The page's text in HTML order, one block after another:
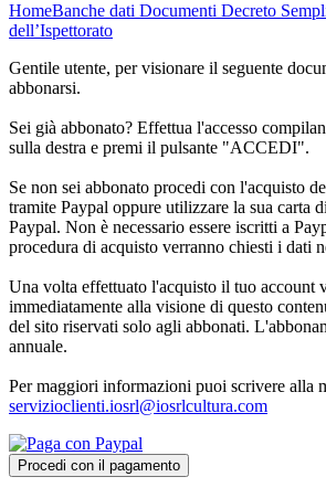
HomeBanche dati Documenti Decreto
dell’Ispettorato
Gentile utente, per visionare il seguente
abbonarsi.
Sei già abbonato? Effettua l'accesso
sulla destra e premi il pulsante "ACCEDI".
Se non sei abbonato procedi con l'acquisto
tramite Paypal oppure utilizzare la sua carta
Paypal. Non è necessario essere iscritti a
procedura di acquisto verranno chiesti i dati
Una volta effettuato l'acquisto il tuo account
immediatamente alla visione di questo
del sito riservati solo agli abbonati.
annuale.
Per maggiori informazioni puoi scrivere alla
servizioclienti.iosrl@iosrlcultura.com